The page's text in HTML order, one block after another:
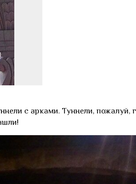
с арками. Туннели, пожалуй,